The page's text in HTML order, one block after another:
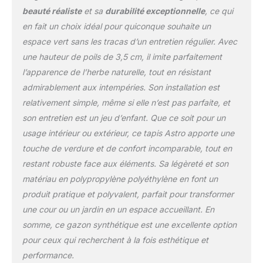
plaisir avec la famille, les
amis et les animaux de
compagnie et ils n'auront
pas à vous soucier que
l'herbe s'éclaircisse ou
meurt par temps chaud
ou froid. Installation
facile : l'installation de
notre gazon est très
simple, il suffit de
marquer et de creuser
une zone, de poser la
et de fixer le gazon si
nécessaire. Le
remplissage est votre
choix, bien que nous le
hauteur de la lame est
proche de 4,5 cm et
beauté réalisteet sa durabilité exceptionnelle, ce qui
en fait un choix idéal pour quiconque souhaite un
espace vert sans les tracas d’un entretien régulier. Avec
une hauteur de poils de 3,5 cm, il imite parfaitement
l’apparence de l’herbe naturelle, tout en résistant
admirablement aux intempéries. Son installation est
relativement simple, même si elle n’est pas parfaite, et
son entretien est un jeu d’enfant. Que ce soit pour un
usage intérieur ou extérieur, ce tapis Astro apporte une
touche de verdure et de confort incomparable, tout en
restant robuste face aux éléments. Sa légèreté et son
matériau en polypropylène polyéthylène en font un
produit pratique et polyvalent, parfait pour transformer
une cour ou un jardin en un espace accueillant. En
somme, ce gazon synthétique est une excellente option
pour ceux qui recherchent à la fois esthétique et
performance.